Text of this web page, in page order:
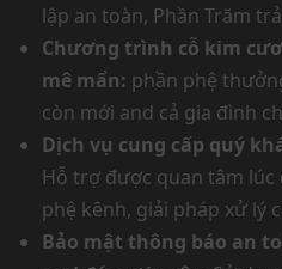
lập an toàn, Phần Trăm
Chương trình cỗ kim
mê mẩn: phần phệ
còn mới and cả gia đình
Dịch vụ cung cấp quý
Hỗ trợ được quan tâm
phệ kênh, giải pháp xử lý
Bảo mật thông báo an